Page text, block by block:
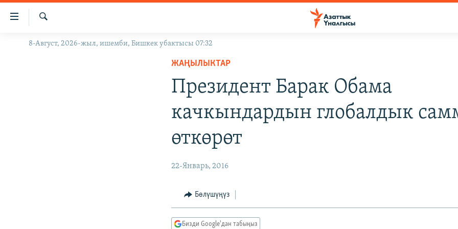
Линктер
Мазмунга
Навигацияга
ЖАҢЫЛЫКТАР
Издөө
8-Август, 2026-жыл, ишемби, Бишкек убактысы 07:32
ЖАҢЫЛЫКТАР
Президент Барак Обама
качкындардын глобалдык
өткөрөт
22-Январь, 2016
Бөлүшүңүз
Бизди Google'дан табыңыз